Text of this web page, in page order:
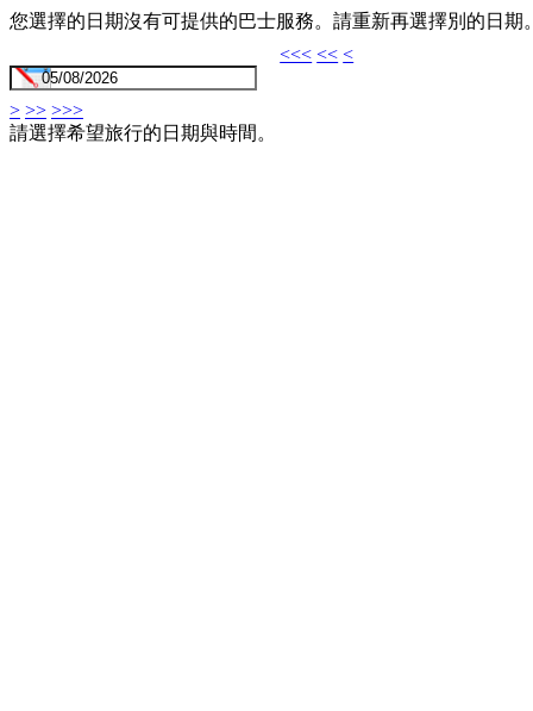
您選擇的日期沒有可提供的巴士服務。請重新再選擇別的日期
<<< << <
> >> >>>
請選擇希望旅行的日期與時間。